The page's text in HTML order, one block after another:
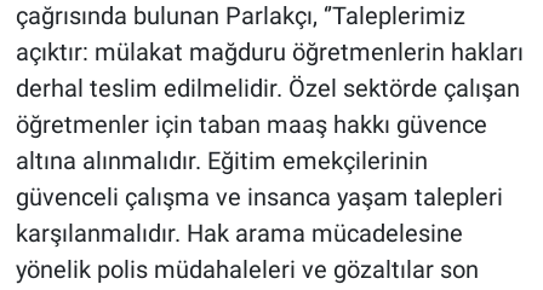
çağrısında bulunan Parlakçı, ‘’Taleplerimiz
açıktır: mülakat mağduru öğretmenlerin hakları
derhal teslim edilmelidir. Özel sektörde çalışan
öğretmenler için taban maaş hakkı güvence
altına alınmalıdır. Eğitim emekçilerinin
güvenceli çalışma ve insanca yaşam talepleri
karşılanmalıdır. Hak arama mücadelesine
yönelik polis müdahaleleri ve gözaltılar son